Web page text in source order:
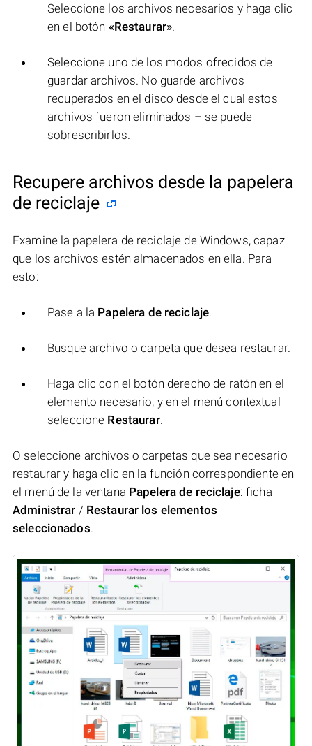
Seleccione los archivos necesarios y haga clic
en el botón «Restaurar».
Seleccione uno de los modos ofrecidos de
guardar archivos. No guarde archivos
recuperados en el disco desde el cual estos
archivos fueron eliminados – se puede
sobrescribirlos.
Recupere archivos desde la papelera
de reciclaje
Examine la papelera de reciclaje de Windows, capaz
que los archivos estén almacenados en ella. Para
esto:
Pase a la Papelera de reciclaje.
Busque archivo o carpeta que desea restaurar.
Haga clic con el botón derecho de ratón en el
elemento necesario, y en el menú contextual
seleccione Restaurar.
O seleccione archivos o carpetas que sea necesario
restaurar y haga clic en la función correspondiente en
el menú de la ventana Papelera de reciclaje: ficha
Administrar / Restaurar los elementos
seleccionados.